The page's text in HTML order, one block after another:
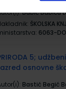
Babić Bubica
ŠKOLSKA
6063-
5;
osnovne
Bastić Begić